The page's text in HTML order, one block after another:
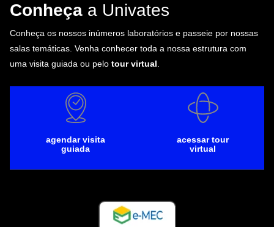
Conheça a Univates
Conheça os nossos inúmeros laboratórios e passeie por nossas
salas temáticas. Venha conhecer toda a nossa estrutura com
uma visita guiada ou pelo tour virtual
agendar visita
guiada
acessar tour
virtual